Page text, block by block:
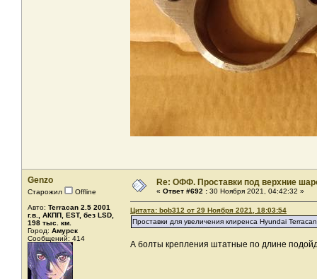
Genzo
Старожил
Offline
Авто: Terracan 2.5 2001
г.в., АКПП, EST, без LSD,
198 тыс. км.
Город: Амурск
Сообщений: 414
Re: ОФФ. Проставки под верхние
« Ответ #692 : 30 Ноября 2021, 04:42:32 »
Цитата: bob312 от 29 Ноября 2021, 18:03:54
Проставки для увеличения клиренса Hyundai
А болты крепления штатные по длине